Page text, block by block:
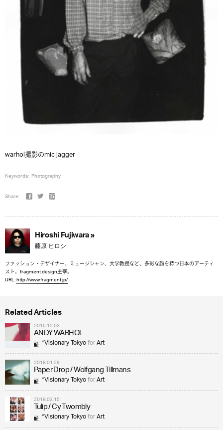
warhol撮影のmic jagger
Keywords: Photography
Share:
Hiroshi Fujiwara »
藤原 ヒロシ
ファッション・デザイナー、ミュージシャン、大学教授など、多彩な顔を持つ日本のアーティ
スト。fragment design主宰。
URL:http://www.fragment.jp/
Related Articles
2015.12.03
ANDY WARHOL
*Visionary TokyoforArt
2016.01.29
Paper Drop / Wolfgang Tillmans
*Visionary TokyoforArt
2016.03.15
Tulip / Cy Twombly
*Visionary TokyoforArt